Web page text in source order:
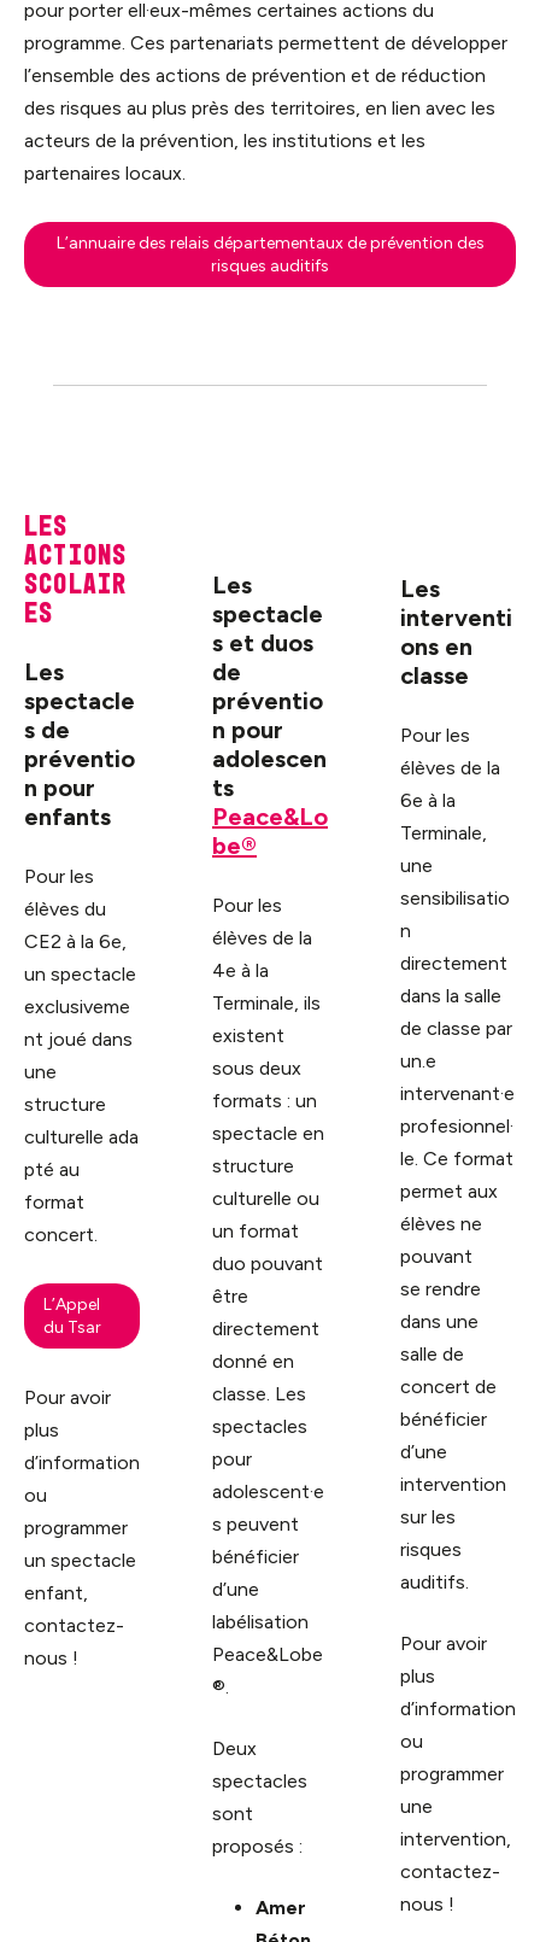
pour porter ell·eux-mêmes certaines actions du
programme. Ces partenariats permettent de développer
l’ensemble des actions de prévention et de réduction
des risques au plus près des territoires, en lien avec les
acteurs de la prévention, les institutions et les
partenaires locaux.
L’annuaire des relais départementaux de prévention des
risques auditifs
Les
actions
scolair
es
Les
spectacle
s de
préventio
n pour
enfants
Pour les
élèves du
CE2 à la 6e,
un spectacle
exclusiveme
nt joué dans
une
structure
culturelle ada
pté au
format
concert.
L’Appel
du Tsar
Pour avoir
plus
d’information
ou
programmer
un spectacle
enfant,
contactez-
nous !
Les
spectacle
s et duos
de
préventio
n pour
adolescen
ts
Peace&Lo
be®
Pour les
élèves de la
4e à la
Terminale, ils
existent
sous deux
formats : un
spectacle en
structure
culturelle ou
un format
duo pouvant
être
directement
donné en
classe. Les
spectacles
pour
adolescent·e
s peuvent
bénéficier
d’une
labélisation
Peace&Lobe
®.
Deux
spectacles
sont
proposés :
Amer
Les
interventi
ons en
classe
Pour les
élèves de la
6e à la
Terminale,
une
sensibilisatio
n
directement
dans la salle
de classe par
un.e
intervenant·e
profesionnel·
le. Ce format
permet aux
élèves ne
pouvant
se rendre
dans une
salle de
concert de
bénéficier
d’une
intervention
sur les
risques
auditifs.
Pour avoir
plus
d’information
ou
programmer
une
intervention,
contactez-
nous !